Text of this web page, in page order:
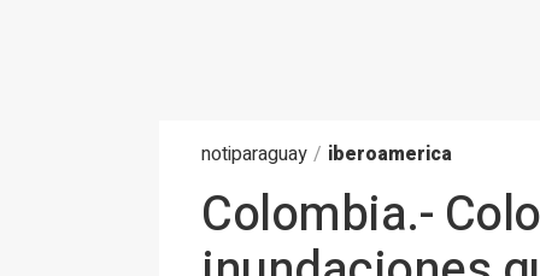
notiparaguay / iberoamerica
Colombia.-